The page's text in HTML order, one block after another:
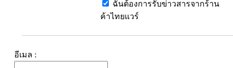
ฉันต้องการรับข่าวสารจากร้าน
ค้าไทยแวร์
อีเมล :